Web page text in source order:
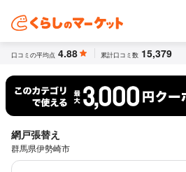
口コミの平均点 4.88 累計口コミ数 15,379
網戸張替え
群馬県伊勢崎市